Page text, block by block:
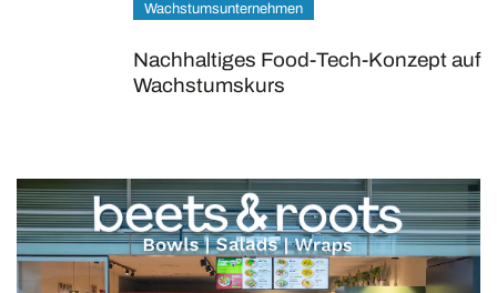
Wachstumsunternehmen
Nachhaltiges Food-Tech-Konzept auf
Wachstumskurs